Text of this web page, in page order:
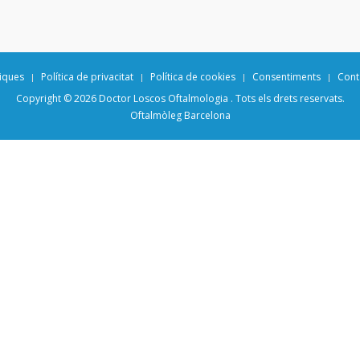
Política de privacitat Política de cookies Consentiments
Copyright © 2026 Doctor Loscos Oftalmologia . Tots els drets reservats.
Oftalmòleg Barcelona